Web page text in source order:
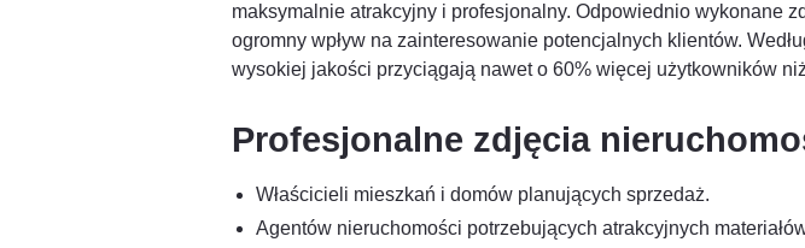
maksymalnie atrakcyjny i profesjonalny. Odpowiednio wykonane
ogromny wpływ na zainteresowanie potencjalnych klientów.
wysokiej jakości przyciągają nawet o 60% więcej użytkowników
Profesjonalne zdjęcia
Właścicieli mieszkań i domów planujących sprzedaż.
Agentów nieruchomości potrzebujących atrakcyjnych